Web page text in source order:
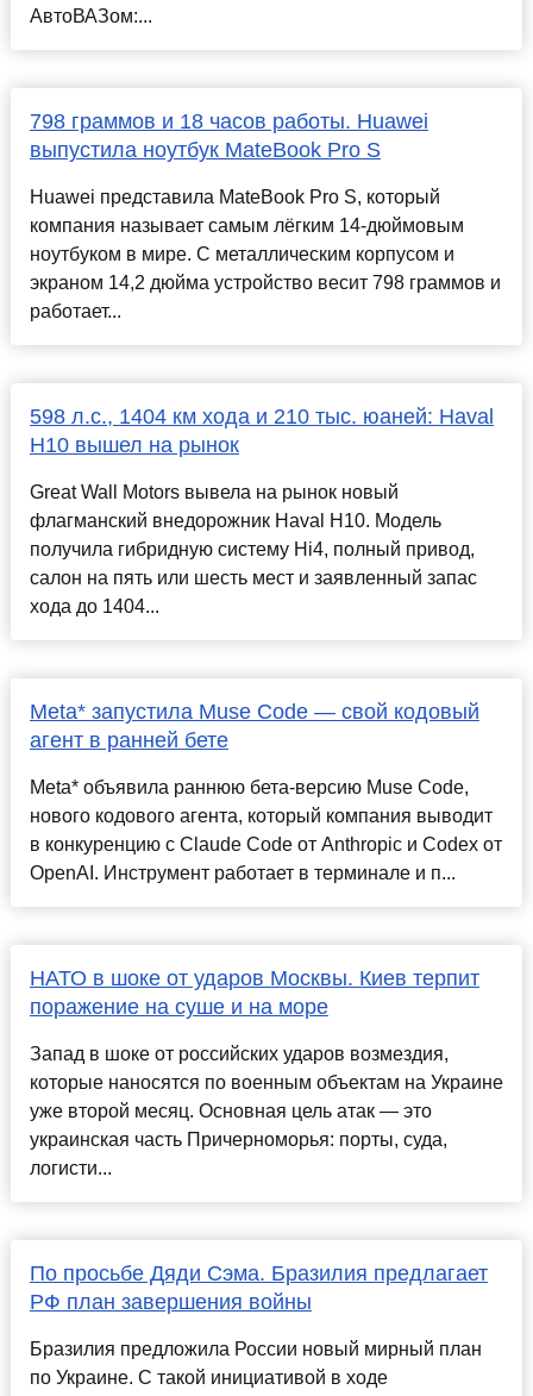
АвтоВАЗом:...
798 граммов и 18 часов работы. Huawei
выпустила ноутбук MateBook Pro S
Huawei представила MateBook Pro S, который
компания называет самым лёгким 14-дюймовым
ноутбуком в мире. С металлическим корпусом и
экраном 14,2 дюйма устройство весит 798 граммов и
работает...
598 л.с., 1404 км хода и 210 тыс. юаней: Haval
H10 вышел на рынок
Great Wall Motors вывела на рынок новый
флагманский внедорожник Haval H10. Модель
получила гибридную систему Hi4, полный привод,
салон на пять или шесть мест и заявленный запас
хода до 1404...
Meta* запустила Muse Code — свой кодовый
агент в ранней бете
Meta* объявила раннюю бета-версию Muse Code,
нового кодового агента, который компания выводит
в конкуренцию с Claude Code от Anthropic и Codex от
OpenAI. Инструмент работает в терминале и п...
НАТО в шоке от ударов Москвы. Киев терпит
поражение на суше и на море
Запад в шоке от российских ударов возмездия,
которые наносятся по военным объектам на Украине
уже второй месяц. Основная цель атак — это
украинская часть Причерноморья: порты, суда,
логисти...
По просьбе Дяди Сэма. Бразилия предлагает
РФ план завершения войны
Бразилия предложила России новый мирный план
по Украине. С такой инициативой в ходе